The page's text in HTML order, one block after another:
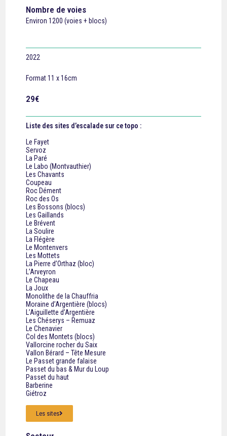
Nombre de voies
Environ 1200 (voies + blocs)
2022
Format 11 x 16cm
29€
Liste des sites d’escalade sur ce topo :
Le Fayet
Servoz
La Paré
Le Labo (Montvauthier)
Les Chavants
Coupeau
Roc Dément
Roc des Os
Les Bossons (blocs)
Les Gaillands
Le Brévent
La Soulire
La Flégère
Le Montenvers
Les Mottets
La Pierre d’Orthaz (bloc)
L’Arveyron
Le Chapeau
La Joux
Monolithe de la Chauffria
Moraine d’Argentière (blocs)
L’Aiguillette d’Argentière
Les Chéserys – Remuaz
Le Chenavier
Col des Montets (blocs)
Vallorcine rocher du Saix
Vallon Bérard – Tête Mesure
Le Passet grande falaise
Passet du bas & Mur du Loup
Passet du haut
Barberine
Giétroz
Les sites